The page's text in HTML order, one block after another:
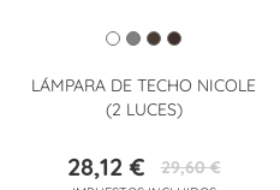
LÁMPARA DE TECHO NICOLE
(2 LUCES)
Precio
28,12 €Precio
29,60 €